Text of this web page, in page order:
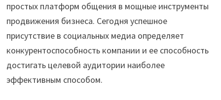
простых платформ общения в мощные инструменты
продвижения бизнеса. Сегодня успешное
присутствие в социальных медиа определяет
конкурентоспособность компании и ее способность
достигать целевой аудитории наиболее
эффективным способом.